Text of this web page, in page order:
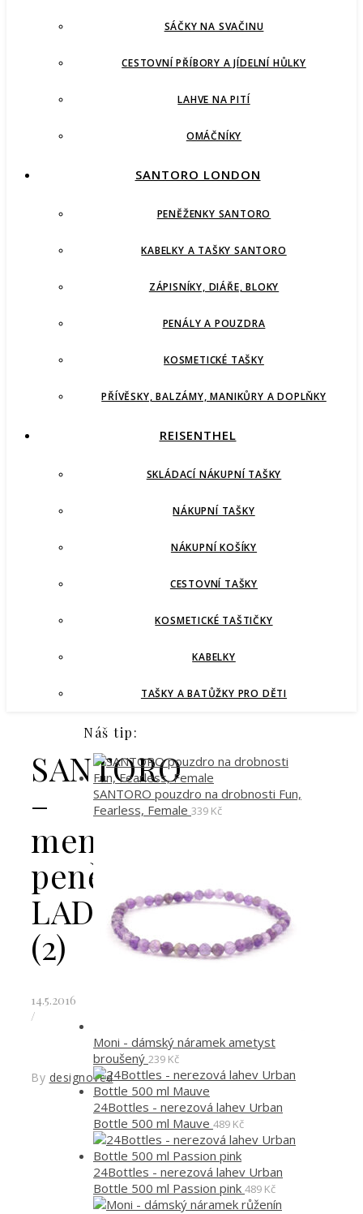
SÁČKY NA SVAČINU
CESTOVNÍ PŘÍBORY A JÍDELNÍ HŮLKY
LAHVE NA PITÍ
OMÁČNÍKY
SANTORO LONDON
PENĚŽENKY SANTORO
KABELKY A TAŠKY SANTORO
ZÁPISNÍKY, DIÁŘE, BLOKY
PENÁLY A POUZDRA
KOSMETICKÉ TAŠKY
PŘÍVĚSKY, BALZÁMY, MANIKŮRY A DOPLŇKY
REISENTHEL
SKLÁDACÍ NÁKUPNÍ TAŠKY
NÁKUPNÍ TAŠKY
NÁKUPNÍ KOŠÍKY
CESTOVNÍ TAŠKY
KOSMETICKÉ TAŠTIČKY
KABELKY
TAŠKY A BATŮŽKY PRO DĚTI
SANTORO
–
menší
peněženka
LADYBIRD
(2)
14.5.2016
/
By designoved
Náš tip:
SANTORO pouzdro na drobnosti Fun,
Fearless, Female 339 Kč
Moni - dámský náramek ametyst
broušený 239 Kč
24Bottles - nerezová lahev Urban
Bottle 500 ml Mauve 489 Kč
24Bottles - nerezová lahev Urban
Bottle 500 ml Passion pink 489 Kč